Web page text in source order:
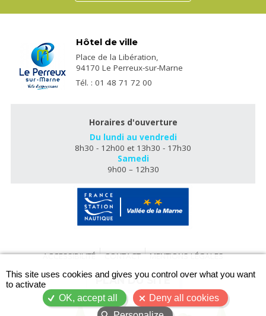
Hôtel de ville
Place de la Libération,
94170 Le Perreux-sur-Marne
Tél. : 01 48 71 72 00
Horaires d'ouverture
Du lundi au vendredi
8h30 - 12h00 et 13h30 - 17h30
Samedi
9h00 – 12h30
ACCESSIBILITÉ CONTACT MENTIONS LÉGALES
PLAN DU SITE
This site uses cookies and gives you control over what you want
to activate
OK, accept all
Deny all cookies